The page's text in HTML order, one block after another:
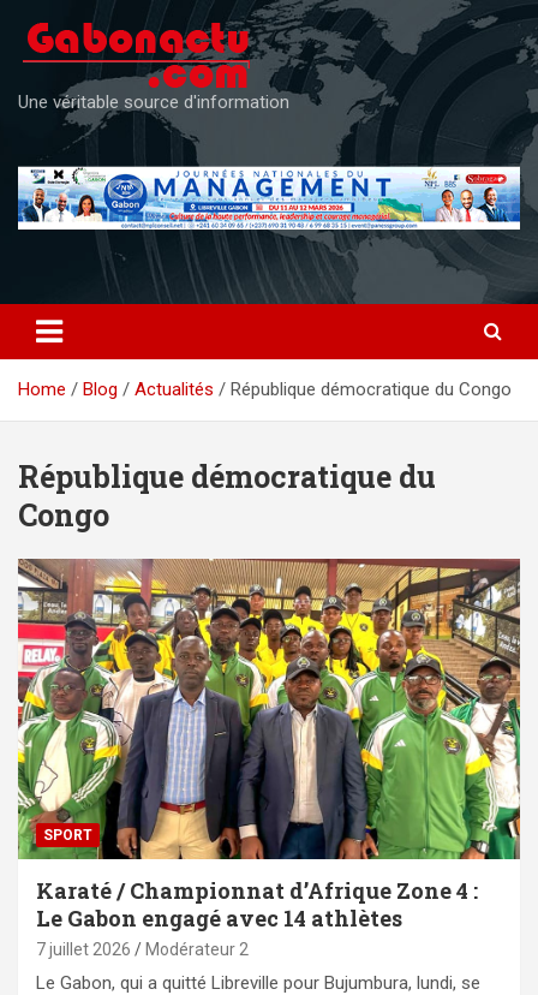
content
Une véritable source d'information
Home Blog Actualités République démocratique du Congo
République démocratique du
Congo
SPORT
Karaté / Championnat d’Afrique Zone 4 :
Le Gabon engagé avec 14 athlètes
7 juillet 2026 Modérateur 2
Le Gabon, qui a quitté Libreville pour Bujumbura, lundi, se